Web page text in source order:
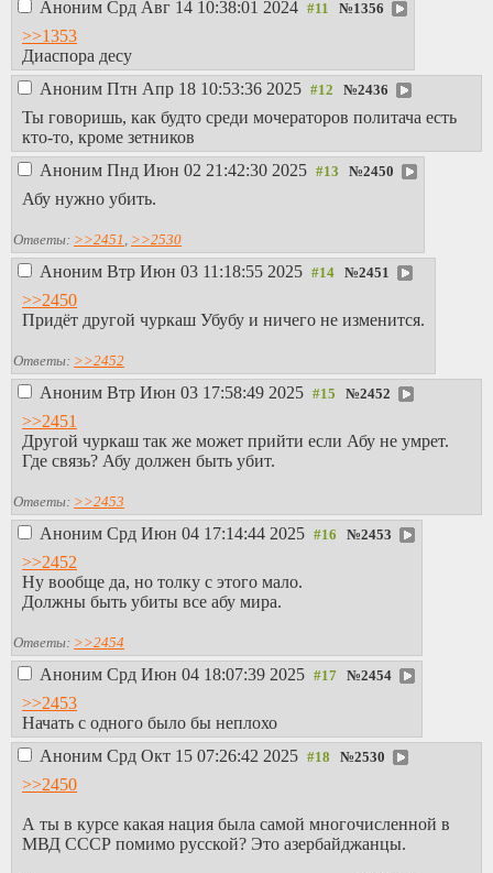
Аноним Срд Авг 14 10:38:01 2024 №1356
>>1353
Диаспора десу
Аноним Птн Апр 18 10:53:36 2025 №2436
Ты говоришь, как будто среди мочераторов политача есть
кто-то, кроме зетников
Аноним Пнд Июн 02 21:42:30 2025 №2450
Абу нужно убить.
Ответы: >>2451 , >>2530
Аноним Втр Июн 03 11:18:55 2025 №2451
>>2450
Придёт другой чуркаш Убубу и ничего не изменится.
Ответы: >>2452
Аноним Втр Июн 03 17:58:49 2025 №2452
>>2451
Другой чуркаш так же может прийти если Абу не умрет.
Где связь? Абу должен быть убит.
Ответы: >>2453
Аноним Срд Июн 04 17:14:44 2025 №2453
>>2452
Ну вообще да, но толку с этого мало.
Должны быть убиты все абу мира.
Ответы: >>2454
Аноним Срд Июн 04 18:07:39 2025 №2454
>>2453
Начать с одного было бы неплохо
Аноним Срд Окт 15 07:26:42 2025 №2530
>>2450
А ты в курсе какая нация была самой многочисленной в
МВД СССР помимо русской? Это азербайджанцы.